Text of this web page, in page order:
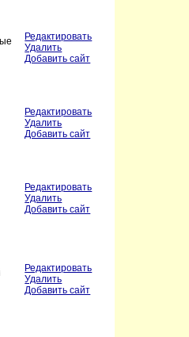
Редактировать
Удалить
Добавить сайт
Редактировать
Удалить
Добавить сайт
Редактировать
Удалить
Добавить сайт
Редактировать
Удалить
Добавить сайт